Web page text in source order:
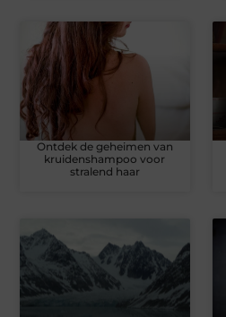
Ontdek de geheimen van
kruidenshampoo voor
stralend haar